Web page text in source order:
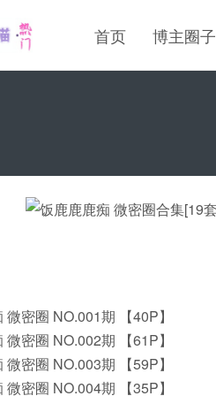
首页 博主圈子
密圈 NO.001期 【40P】
密圈 NO.002期 【61P】
密圈 NO.003期 【59P】
密圈 NO.004期 【35P】